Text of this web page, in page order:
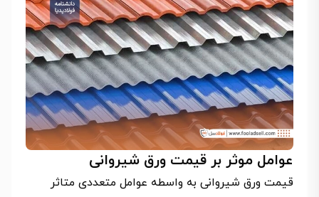
عوامل موثر بر قیمت ورق شیروانی
قیمت ورق شیروانی به واسطه عوامل متعددی متاثر